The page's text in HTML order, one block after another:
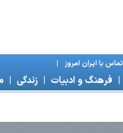
تماس با ايران امروز |
| فرهنگ و ادبيات |زندگی |